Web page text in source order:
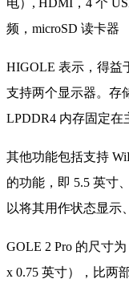
电）, HDMI，4 个
频，microSD 读卡器
HIGOLE 表示，得益
支持两个显示器。存
LPDDR4 内存固定在
其他功能包括支持
的功能，即 5.5 英寸
以将其用作状态显示
GOLE 2 Pro 的尺寸
x 0.75 英寸），比两